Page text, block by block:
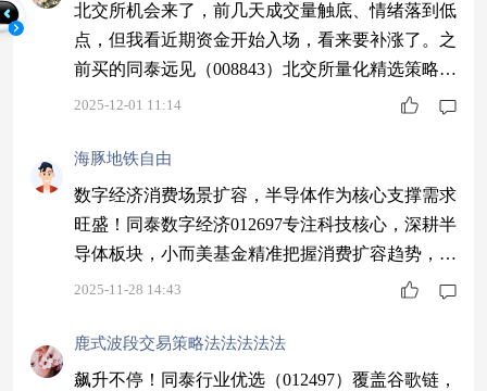
北交所机会来了，前几天成交量触底、情绪落到低
点，但我看近期资金开始入场，看来要补涨了。之
前买的同泰远见（008843）北交所量化精选策略适
配性强，今年涨了40%，当前布局性价比可观。
2025-12-01 11:14
海豚地铁自由
数字经济消费场景扩容，半导体作为核心支撑需求
旺盛！同泰数字经济012697专注科技核心，深耕半
导体板块，小而美基金精准把握消费扩容趋势，历
史业绩优秀，值得期待～$同泰数字经济股票C$ #
2025-11-28 14:43
鹿式波段交易策略法法法法法
飙升不停！同泰行业优选（012497）覆盖谷歌链，